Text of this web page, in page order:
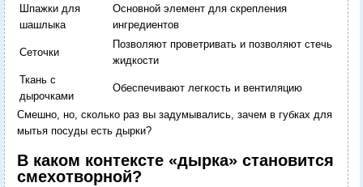
Шпажки для
шашлыка
Основной элемент для скрепления
ингредиентов
Сеточки
Позволяют проветривать и позволяют стечь
жидкости
Ткань с
дырочками
Обеспечивают легкость и вентиляцию
Смешно, но, сколько раз вы задумывались, зачем в губках для
мытья посуды есть дырки?
В каком контексте «дырка» становится
смехотворной?